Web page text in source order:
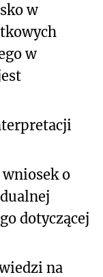
w
w
wniosek o
dotyczącej
na